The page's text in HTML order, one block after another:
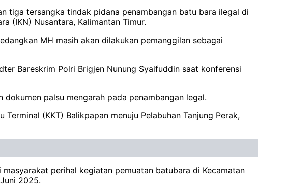
tiga tersangka tindak pidana penambangan batu bara ilegal di
(IKN) Nusantara, Kalimantan Timur.
MH masih akan dilakukan pemanggilan sebagai
Bareskrim Polri Brigjen Nunung Syaifuddin saat konferensi
palsu mengarah pada penambangan legal.
(KKT) Balikpapan menuju Pelabuhan Tanjung Perak,
perihal kegiatan pemuatan batubara di Kecamatan
2025.